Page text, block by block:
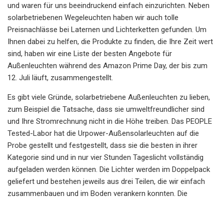
und waren für uns beeindruckend einfach einzurichten. Neben
solarbetriebenen Wegeleuchten haben wir auch tolle
Preisnachlässe bei Laternen und Lichterketten gefunden. Um
Ihnen dabei zu helfen, die Produkte zu finden, die Ihre Zeit wert
sind, haben wir eine Liste der besten Angebote für
Außenleuchten während des Amazon Prime Day, der bis zum
12. Juli läuft, zusammengestellt.
Es gibt viele Gründe, solarbetriebene Außenleuchten zu lieben,
zum Beispiel die Tatsache, dass sie umweltfreundlicher sind
und Ihre Stromrechnung nicht in die Höhe treiben. Das PEOPLE
Tested-Labor hat die Urpower-Außensolarleuchten auf die
Probe gestellt und festgestellt, dass sie die besten in ihrer
Kategorie sind und in nur vier Stunden Tageslicht vollständig
aufgeladen werden können. Die Lichter werden im Doppelpack
geliefert und bestehen jeweils aus drei Teilen, die wir einfach
zusammenbauen und im Boden verankern konnten. Die